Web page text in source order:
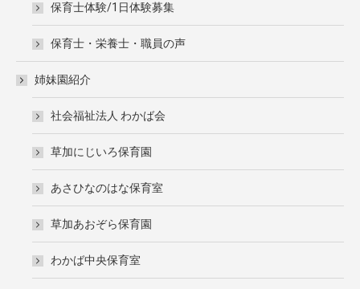
保育士体験/1日体験募集
保育士・栄養士・職員の声
姉妹園紹介
社会福祉法人 わかば会
草加にじいろ保育園
あさひなのはな保育室
草加あおぞら保育園
わかば中央保育室